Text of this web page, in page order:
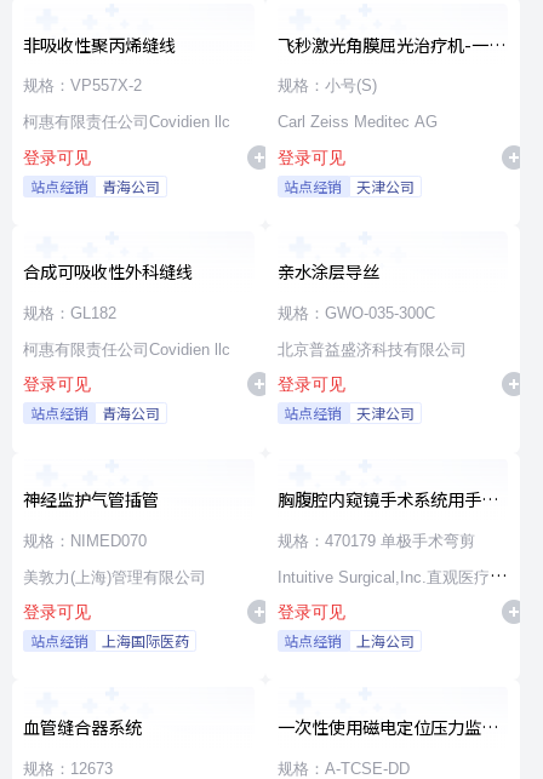
非吸收性聚丙烯缝线
规格：VP557X-2
柯惠有限责任公司Covidien llc
登录可见
站点经销 青海公司
飞秒激光角膜屈光治疗机-一次
性使用无菌治疗包
规格：小号(S)
Carl Zeiss Meditec AG
登录可见
站点经销 天津公司
合成可吸收性外科缝线
规格：GL182
柯惠有限责任公司Covidien llc
登录可见
站点经销 青海公司
亲水涂层导丝
规格：GWO-035-300C
北京普益盛济科技有限公司
登录可见
站点经销 天津公司
神经监护气管插管
规格：NIMED070
美敦力(上海)管理有限公司
登录可见
站点经销 上海国际医药
胸腹腔内窥镜手术系统用手术
器械
规格：470179 单极手术弯剪
Intuitive Surgical,Inc.直观医疗公
司
登录可见
站点经销 上海公司
血管缝合器系统
规格：12673
一次性使用磁电定位压力监测
消融导管
规格：A-TCSE-DD